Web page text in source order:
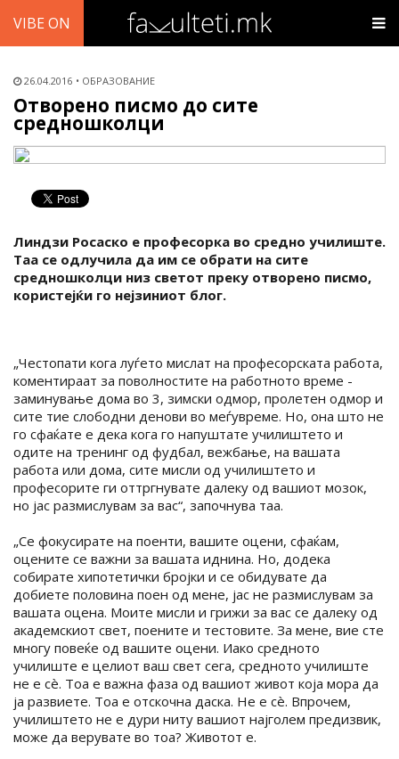
VIBE ON
26.04.2016 ОБРАЗОВАНИЕ
Отворено писмо до сите
средношколци
Линдзи Росаско е професорка во средно училиште.
Таа се одлучила да им се обрати на сите
средношколци низ светот преку отворено писмо,
користејќи го нејзиниот блог.
„Честопати кога луѓето мислат на професорската работа,
коментираат за поволностите на работното време -
заминување дома во 3, зимски одмор, пролетен одмор и
сите тие слободни денови во меѓувреме. Но, она што не
го сфаќате е дека кога го напуштате училиштето и
одите на тренинг од фудбал, вежбање, на вашата
работа или дома, сите мисли од училиштето и
професорите ги оттргнувате далеку од вашиот мозок,
но јас размислувам за вас“, започнува таа.
„Се фокусирате на поенти, вашите оцени, сфаќам,
оцените се важни за вашата иднина. Но, додека
собирате хипотетички бројки и се обидувате да
добиете половина поен од мене, јас не размислувам за
вашата оцена. Моите мисли и грижи за вас се далеку од
академскиот свет, поените и тестовите. За мене, вие сте
многу повеќе од вашите оцени. Иако средното
училиште е целиот ваш свет сега, средното училиште
не е сè. Тоа е важна фаза од вашиот живот која мора да
ја развиете. Тоа е отскочна даска. Не е сè. Впрочем,
училиштето не е дури ниту вашиот најголем предизвик,
може да верувате во тоа? Животот е.